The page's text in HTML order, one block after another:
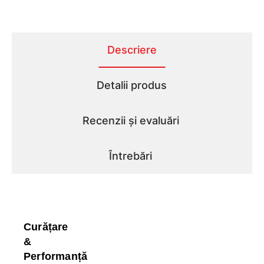
Descriere
Detalii produs
Recenzii și evaluări
Întrebări
Curățare
&
Performanță